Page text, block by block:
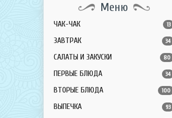
Меню
ЧАК-ЧАК 13
ЗАВТРАК 34
САЛАТЫ И ЗАКУСКИ 80
ПЕРВЫЕ БЛЮДА 34
ВТОРЫЕ БЛЮДА 100
ВЫПЕЧКА 93